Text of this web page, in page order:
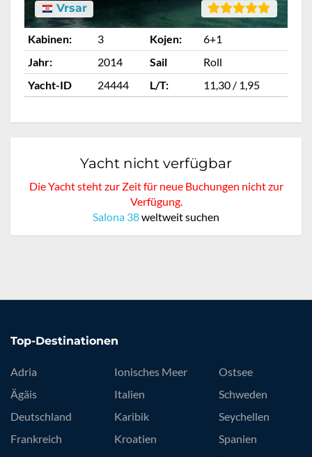
Vrsar
Kabinen: 3 Kojen:
6+1
Jahr:
2014 Sail
Roll
Yacht-ID
24444 L/T: 11,30 / 1,95
Yacht nicht verfügbar
Die Yacht steht zur Zeit für neue Buchungen nicht zur
Verfügung.
Salona 38weltweit suchen
Top-Destinationen
Adria
Ägäis
Deutschland
Frankreich
Ionisches Meer
Italien
Karibik
Kroatien
Ostsee
Schweden
Seychellen
Spanien